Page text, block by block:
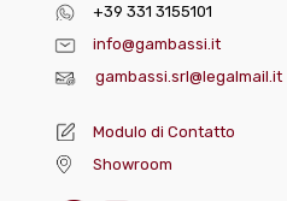
+39 331 3155101
info@gambassi.it
gambassi.srl@legalmail.it
Modulo di Contatto
Showroom